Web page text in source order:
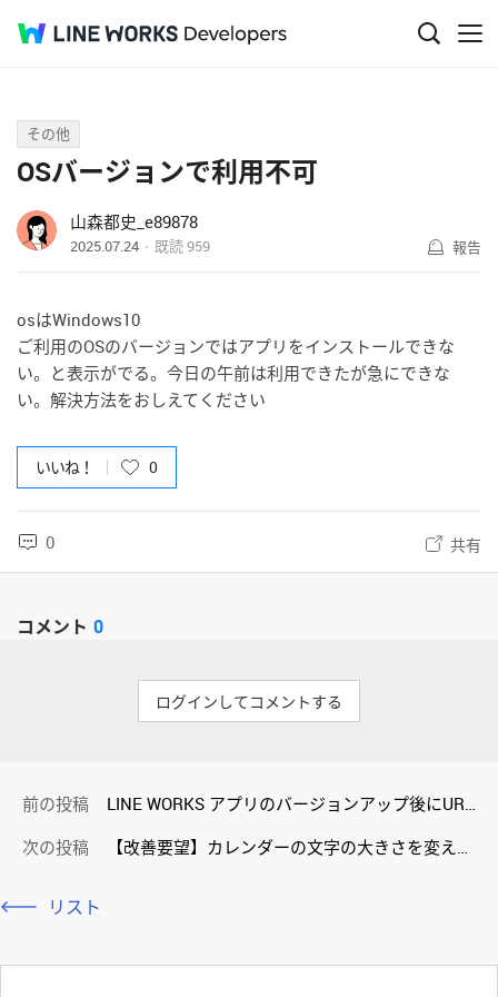
Q&A
その他
OSバージョンで利用不可
山森都史_e89878
2025.07.24 既読959 報告
osはWindows10
ご利用のOSのバージョンではアプリをインストールできな
い。と表示がでる。今日の午前は利用できたが急にできな
い。解決方法をおしえてください
いいね！ 0
0 共有
コメント 0
ログインしてコメントする
前の投稿
LINE WORKS アプリのバージョンアップ後にURLをメッセージ送信した挙動が変わっている。
次の投稿
【改善要望】カレンダーの文字の大きさを変えたい（大きくしたい）
リスト